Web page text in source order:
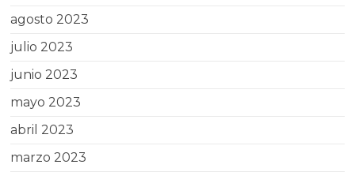
agosto 2023
julio 2023
junio 2023
mayo 2023
abril 2023
marzo 2023